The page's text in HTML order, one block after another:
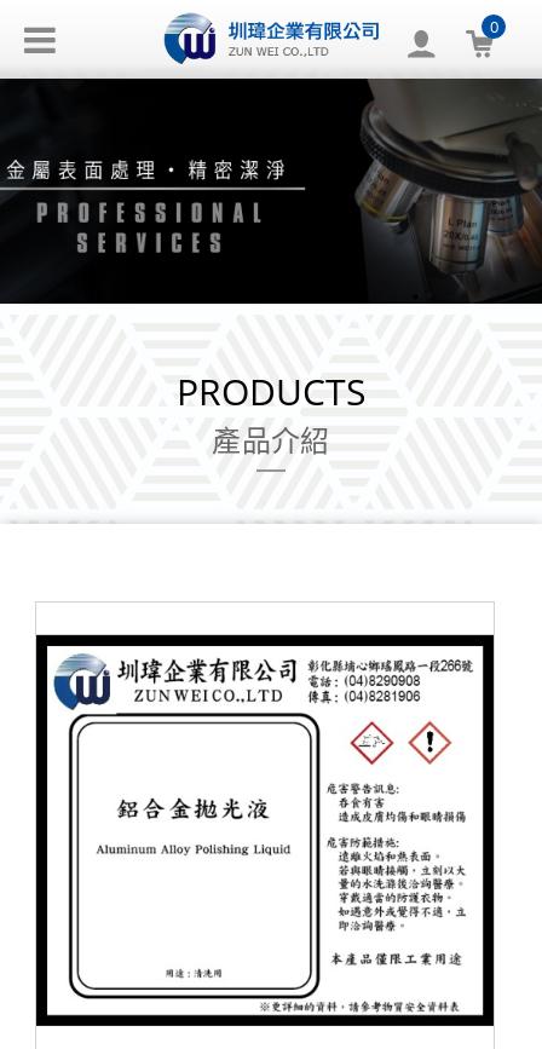
0
PRODUCTS
產品介紹